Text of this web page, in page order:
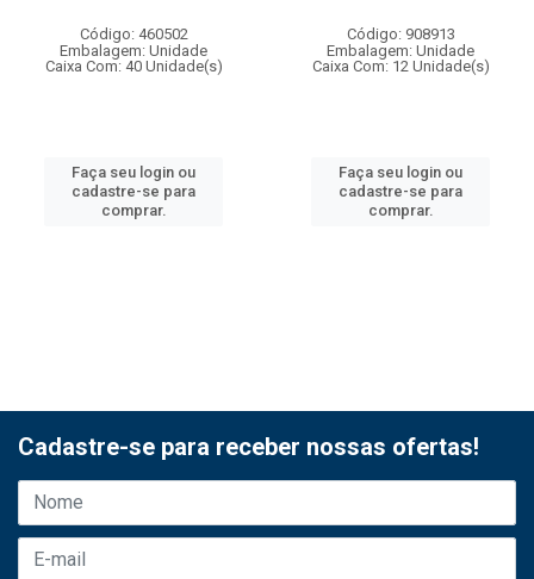
Código: 460502
Embalagem: Unidade
Caixa Com: 40 Unidade(s)
Faça seu login ou
cadastre-se para
comprar.
Código: 908913
Embalagem: Unidade
Caixa Com: 12 Unidade(s)
Faça seu login ou
cadastre-se para
comprar.
Cadastre-se para receber nossas ofertas!